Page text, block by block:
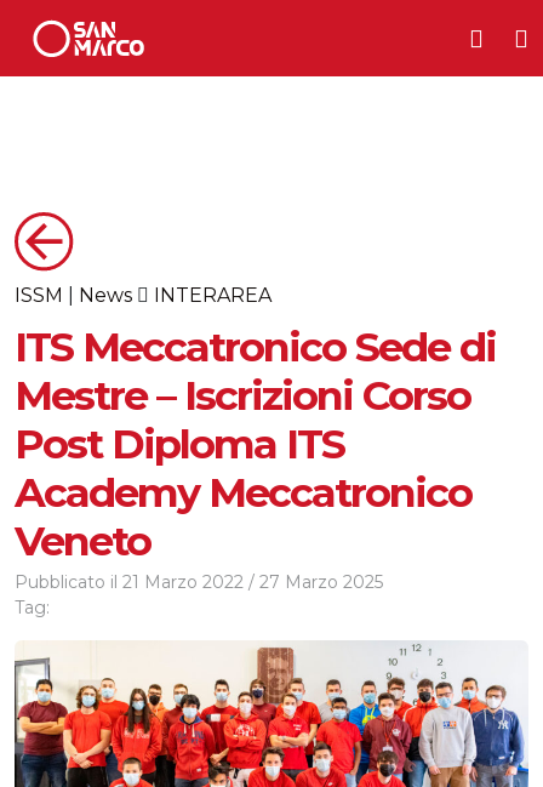
ISSM News INTERAREA
ITS Meccatronico Sede di
Mestre – Iscrizioni Corso
Post Diploma ITS
Academy Meccatronico
Veneto
Pubblicato il 21 Marzo 2022 / 27 Marzo 2025
Tag: